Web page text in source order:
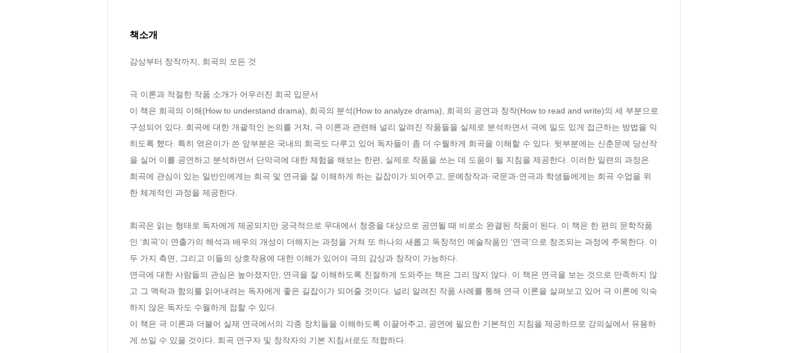
책소개
감상부터 창작까지, 희곡의 모든 것
극 이론과 적절한 작품 소개가 어우러진 희곡 입문서
이 책은 희곡의 이해(How to understand drama), 희곡의 분석(How to analyze drama), 희곡의 공연과 창작(How to read and write)의 세 부분으로
구성되어 있다. 희곡에 대한 개괄적인 논의를 거쳐, 극 이론과 관련해 널리 알려진 작품들을 실제로 분석하면서 극에 밀도 있게 접근하는 방법을 익
히도록 했다. 특히 엮은이가 쓴 앞부분은 국내의 희곡도 다루고 있어 독자들이 좀 더 수월하게 희곡을 이해할 수 있다. 뒷부분에는 신춘문예 당선작
을 실어 이를 공연하고 분석하면서 단막극에 대한 체험을 해보는 한편, 실제로 작품을 쓰는 데 도움이 될 지침을 제공한다. 이러한 일련의 과정은
희곡에 관심이 있는 일반인에게는 희곡 및 연극을 잘 이해하게 하는 길잡이가 되어주고, 문예창작과·국문과·연극과 학생들에게는 희곡 수업을 위
한 체계적인 과정을 제공한다.
희곡은 읽는 형태로 독자에게 제공되지만 궁극적으로 무대에서 청중을 대상으로 공연될 때 비로소 완결된 작품이 된다. 이 책은 한 편의 문학작품
인 ‘희곡’이 연출가의 해석과 배우의 개성이 더해지는 과정을 거쳐 또 하나의 새롭고 독창적인 예술작품인 ‘연극’으로 창조되는 과정에 주목한다. 이
두 가지 측면, 그리고 이들의 상호작용에 대한 이해가 있어야 극의 감상과 창작이 가능하다.
연극에 대한 사람들의 관심은 높아졌지만, 연극을 잘 이해하도록 친절하게 도와주는 책은 그리 많지 않다. 이 책은 연극을 보는 것으로 만족하지 않
고 그 맥락과 함의를 읽어내려는 독자에게 좋은 길잡이가 되어줄 것이다. 널리 알려진 작품 사례를 통해 연극 이론을 살펴보고 있어 극 이론에 익숙
하지 않은 독자도 수월하게 접할 수 있다.
이 책은 극 이론과 더불어 실제 연극에서의 각종 장치들을 이해하도록 이끌어주고, 공연에 필요한 기본적인 지침을 제공하므로 강의실에서 유용하
게 쓰일 수 있을 것이다. 희곡 연구자 및 창작자의 기본 지침서로도 적합하다.